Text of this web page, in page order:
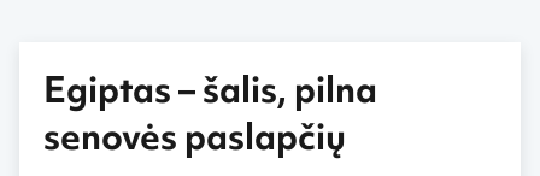
Egiptas – šalis, pilna
senovės paslapčių